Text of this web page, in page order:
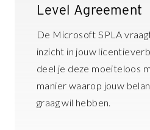
Level Agreement
De Microsoft SPLA
inzicht in jouw
deel je deze moeiteloos
manier waarop jouw
graag wil hebben.